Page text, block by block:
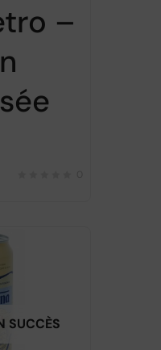
–
SUCCÈS